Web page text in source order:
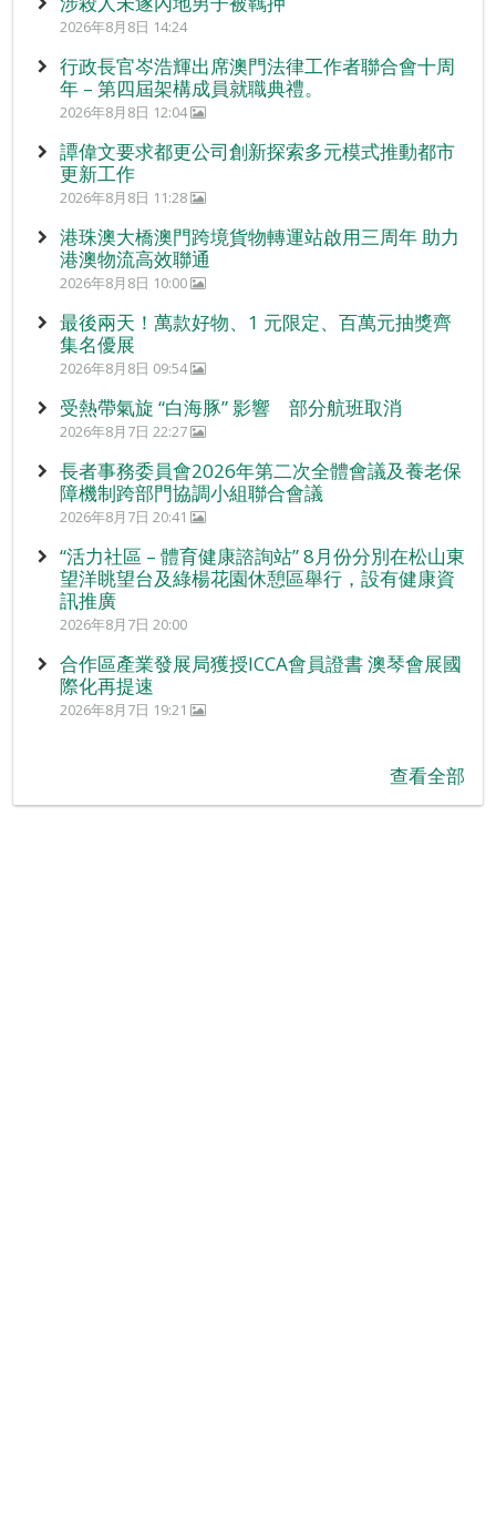
2026年8月8日 14:24
行政長官岑浩輝出席澳門法律工作者聯合會十周
年 – 第四屆架構成員就職典禮。
2026年8月8日 12:04
譚偉文要求都更公司創新探索多元模式推動都市
更新工作
2026年8月8日 11:28
港珠澳大橋澳門跨境貨物轉運站啟用三周年 助力
港澳物流高效聯通
2026年8月8日 10:00
最後兩天！萬款好物、1 元限定、百萬元抽獎齊
集名優展
2026年8月8日 09:54
受熱帶氣旋 “白海豚” 影響 部分航班取消
2026年8月7日 22:27
長者事務委員會2026年第二次全體會議及養老保
障機制跨部門協調小組聯合會議
2026年8月7日 20:41
“活力社區 – 體育健康諮詢站” 8月份分別在松山東
望洋眺望台及綠楊花園休憩區舉行，設有健康資
訊推廣
2026年8月7日 20:00
合作區產業發展局獲授ICCA會員證書 澳琴會展國
際化再提速
2026年8月7日 19:21
查看全部